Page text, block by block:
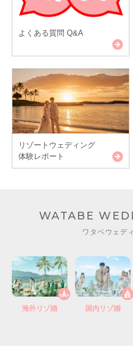
よくある質問 Q&A
リゾートウェディング
体験レポート
WATABE
ワタベウェデ
海外リゾ婚 国内リゾ婚